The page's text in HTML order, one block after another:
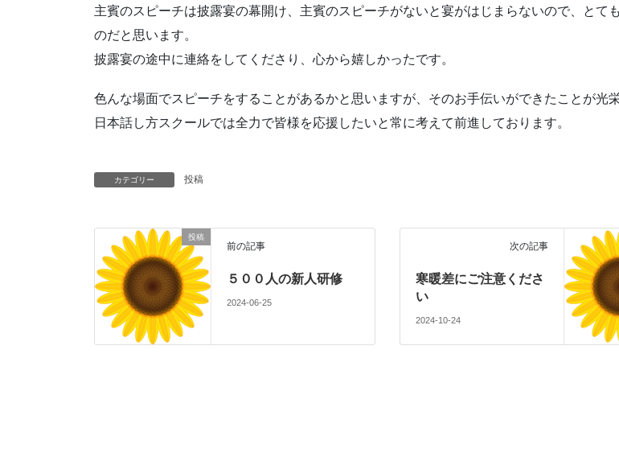
主賓のスピーチは披露宴の幕開け、主賓のスピーチがないと宴がは じまらないので、とて
のだと思います。
披露宴の途中に連絡をしてくださり、心から嬉しかったです。
色んな場面でスピーチをすることがあるかと思いますが、そのお手伝いができたことが光栄
日本話し方スクールでは全力で皆様を応援したいと常に考えて前進しております。
カテゴリー 投稿
投稿
前の記事
５００人の新人研修
2024-06-25
次の記事
寒暖差にご注意くださ
い
2024-10-24